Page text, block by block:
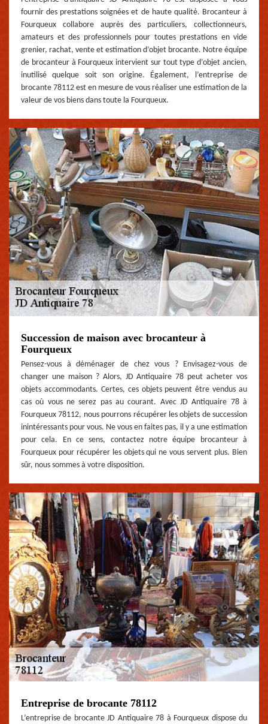
fournir des prestations soignées et de haute qualité. Brocanteur à
Fourqueux collabore auprès des particuliers, collectionneurs,
amateurs et des professionnels pour toutes prestations en vide
grenier, rachat, vente et estimation d’objet brocante. Notre équipe
de brocanteur à Fourqueux intervient sur tout type d’objet ancien,
inutilisé quelque soit son origine. Également, l’entreprise de
brocante 78112 est en mesure de vous réaliser une estimation de la
valeur de vos biens dans toute la Fourqueux.
Succession de maison avec brocanteur à
Fourqueux
Pensez-vous à déménager de chez vous ? Envisagez-vous de
changer une maison ? Alors, JD Antiquaire 78 peut acheter vos
objets accommodants. Certes, ces objets peuvent être vendus au
cas où vous ne serez pas au courant. Avec JD Antiquaire 78 à
Fourqueux 78112, nous pourrons récupérer les objets de succession
inintéressants pour vous. Ne vous en faites pas, il y a une estimation
pour cela. En ce sens, contactez notre équipe brocanteur à
Fourqueux pour récupérer les objets qui ne vous servent plus. Bien
sûr, nous sommes à votre disposition.
Entreprise de brocante 78112
L’entreprise de brocante JD Antiquaire 78 à Fourqueux dispose du